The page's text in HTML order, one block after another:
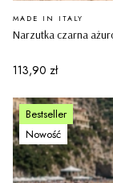
Narzutka czarna
PRODUCENT
MADE IN ITALY
Cena
113,90 zł
Bestseller
Nowość